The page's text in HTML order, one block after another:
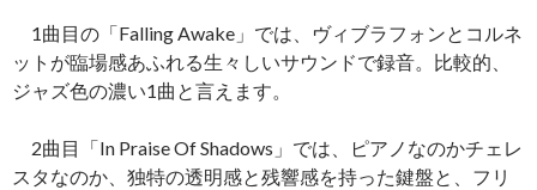
1曲目の「Falling Awake」では、ヴィブラフォンとコルネ
ットが臨場感あふれる生々しいサウンドで録音。比較的、
ジャズ色の濃い1曲と言えます。
2曲目「In Praise Of Shadows」では、ピアノなのかチェレ
スタなのか、独特の透明感と残響感を持った鍵盤と、フリ